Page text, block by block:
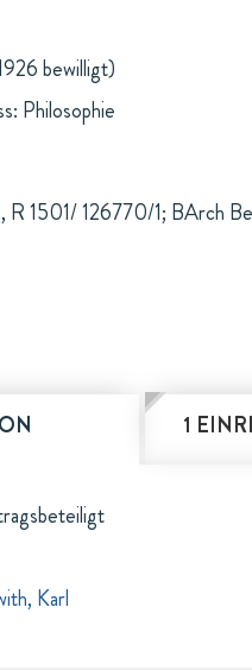
bewilligt)
Philosophie
R 1501/ 126770/1; BArch
1
Karl